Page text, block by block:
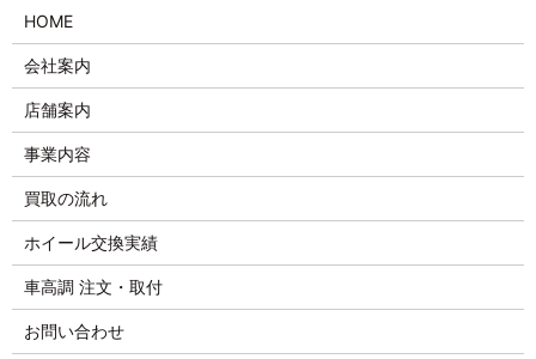
HOME
会社案内
店舗案内
事業内容
買取の流れ
ホイール交換実績
車高調 注文・取付
お問い合わせ